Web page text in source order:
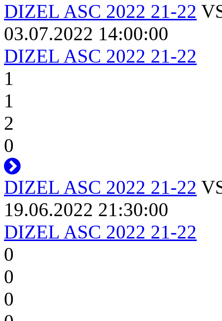
DIZEL ASC 2022 21-22
03.07.2022 14:00:00
DIZEL ASC 2022 21-22
1
1
2
0
DIZEL ASC 2022 21-22
19.06.2022 21:30:00
DIZEL ASC 2022 21-22
0
0
0